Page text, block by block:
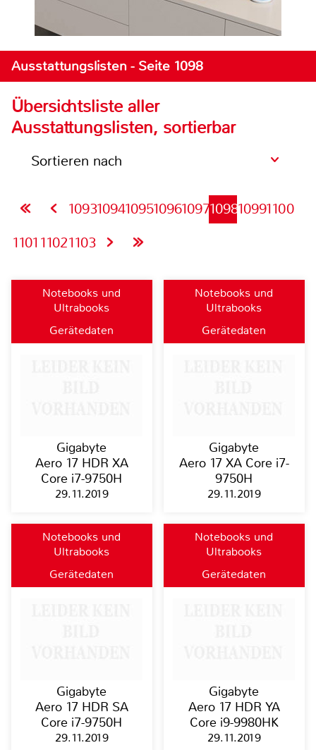
Ausstattungslisten - Seite 1098
Übersichtsliste aller
Ausstattungslisten, sortierbar
Sortieren nach
10931094109510961097109810991100
1101 11021103
Notebooks und
Ultrabooks
Gerätedaten
Gigabyte
Aero 17 HDR XA
Core i7-9750H
29.11.2019
Notebooks und
Ultrabooks
Gerätedaten
Gigabyte
Aero 17 XA Core i7-
9750H
29.11.2019
Notebooks und
Ultrabooks
Gerätedaten
Gigabyte
Aero 17 HDR SA
Core i7-9750H
29.11.2019
Notebooks und
Ultrabooks
Gerätedaten
Gigabyte
Aero 17 HDR YA
Core i9-9980HK
29.11.2019